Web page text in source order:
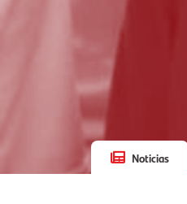
Noticias